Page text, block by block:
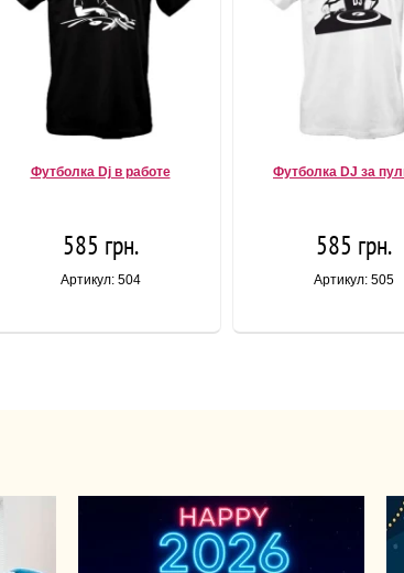
Футболка Dj в работе
585 грн.
Артикул: 504
Футболка DJ за
585 грн.
Артикул: 505